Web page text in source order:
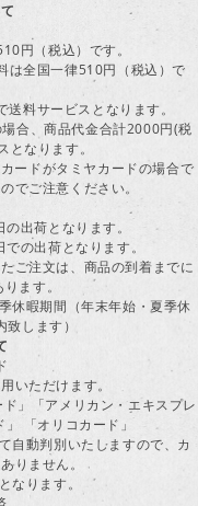
円（税込）です。
は全国一律510円（税込）で
料サービスとなります。
合、商品代金合計2000円(税
なります。
ードがタミヤカードの場合で
でご注意ください。
出荷となります。
の出荷となります。
ご注文は、商品の到着までに
ます。
休暇期間（年末年始・夏季休
します）
いただけます。
ド」「アメリカン・エキスプレ
」 「オリコカード」
自動判別いたしますので、カ
りません。
なります。